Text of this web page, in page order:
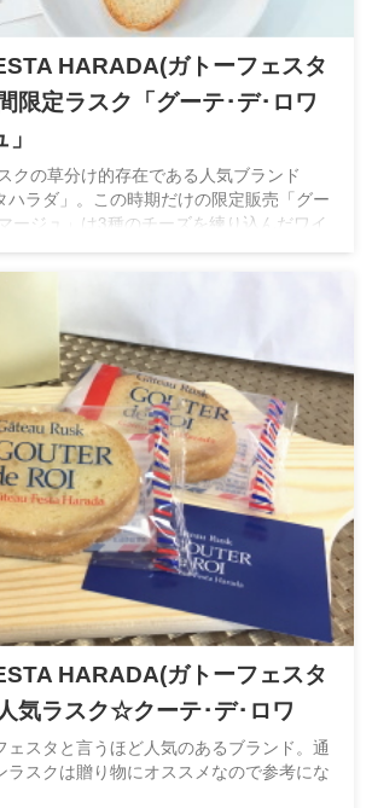
HARADA(ガトーフェスタ
限定ラスク「グーテ･デ･ロワ
クの草分け的存在である人気ブランド
ハラダ」。この時期だけの限定販売「グー
ージュ」は3種のチーズを練り込んだワイ
HARADA(ガトーフェスタ
気ラスク☆クーテ･デ･ロワ
ェスタと言うほど人気のあるブランド。通
ラスクは贈り物にオススメなので参考にな